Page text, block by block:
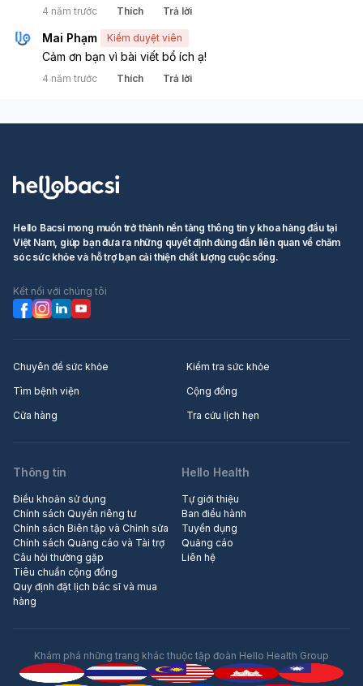
4 năm trước Thích Trả lời
Mai Phạm Kiểm duyệt viên
Cảm ơn bạn vì bài viết bổ ích ạ!
4 năm trước Thích Trả lời
Hello Bacsi mong muốn trở thành nền tảng thông tin y khoa hàng đầu tại
Việt Nam, giúp bạn đưa ra những quyết định đúng đắn liên quan về chăm
sóc sức khỏe và hỗ trợ bạn cải thiện chất lượng cuộc sống.
Kết nối với chúng tôi
Chuyên đề sức khỏe
Kiểm tra sức khỏe
Tìm bệnh viện
Cộng đồng
Cửa hàng
Tra cứu lịch hẹn
Thông tin
Điều khoản sử dụng
Chính sách Quyền riêng tư
Chính sách Biên tập và Chỉnh sửa
Chính sách Quảng cáo và Tài trợ
Câu hỏi thường gặp
Tiêu chuẩn cộng đồng
Quy định đặt lịch bác sĩ và mua
hàng
Hello Health
Tự giới thiệu
Ban điều hành
Tuyển dụng
Quảng cáo
Liên hệ
Khám phá những trang khác thuộc tập đoàn Hello Health Group